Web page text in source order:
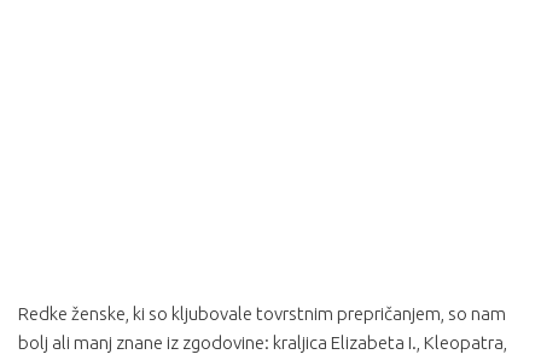
Redke ženske, ki so kljubovale tovrstnim prepričanjem, so nam
bolj ali manj znane iz zgodovine: kraljica Elizabeta I., Kleopatra,